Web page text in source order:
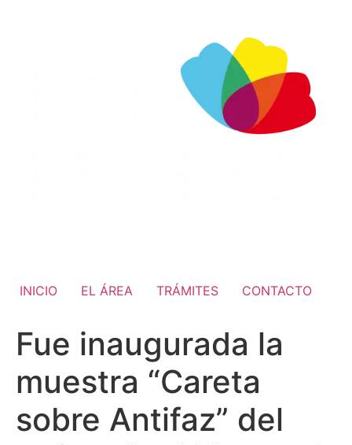
INICIO EL ÁREA TRÁMITES CONTACTO
Fue inaugurada la
muestra “Careta
sobre Antifaz” del